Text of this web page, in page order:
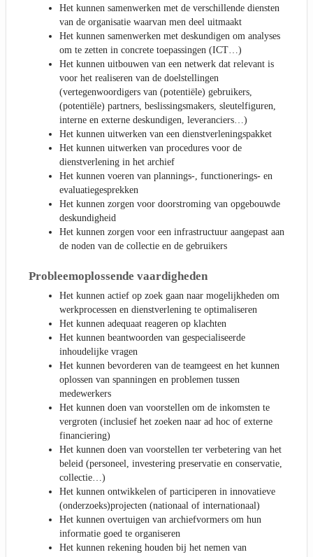
Het kunnen samenwerken met de verschillende diensten
van de organisatie waarvan men deel uitmaakt
Het kunnen samenwerken met deskundigen om analyses
om te zetten in concrete toepassingen (ICT…)
Het kunnen uitbouwen van een netwerk dat relevant is
voor het realiseren van de doelstellingen
(vertegenwoordigers van (potentiële) gebruikers,
(potentiële) partners, beslissingsmakers, sleutelfiguren,
interne en externe deskundigen, leveranciers…)
Het kunnen uitwerken van een dienstverleningspakket
Het kunnen uitwerken van procedures voor de
dienstverlening in het archief
Het kunnen voeren van plannings-, functionerings- en
evaluatiegesprekken
Het kunnen zorgen voor doorstroming van opgebouwde
deskundigheid
Het kunnen zorgen voor een infrastructuur aangepast aan
de noden van de collectie en de gebruikers
Probleemoplossende vaardigheden
Het kunnen actief op zoek gaan naar mogelijkheden om
werkprocessen en dienstverlening te optimaliseren
Het kunnen adequaat reageren op klachten
Het kunnen beantwoorden van gespecialiseerde
inhoudelijke vragen
Het kunnen bevorderen van de teamgeest en het kunnen
oplossen van spanningen en problemen tussen
medewerkers
Het kunnen doen van voorstellen om de inkomsten te
vergroten (inclusief het zoeken naar ad hoc of externe
financiering)
Het kunnen doen van voorstellen ter verbetering van het
beleid (personeel, investering preservatie en conservatie,
collectie…)
Het kunnen ontwikkelen of participeren in innovatieve
(onderzoeks)projecten (nationaal of internationaal)
Het kunnen overtuigen van archiefvormers om hun
informatie goed te organiseren
Het kunnen rekening houden bij het nemen van